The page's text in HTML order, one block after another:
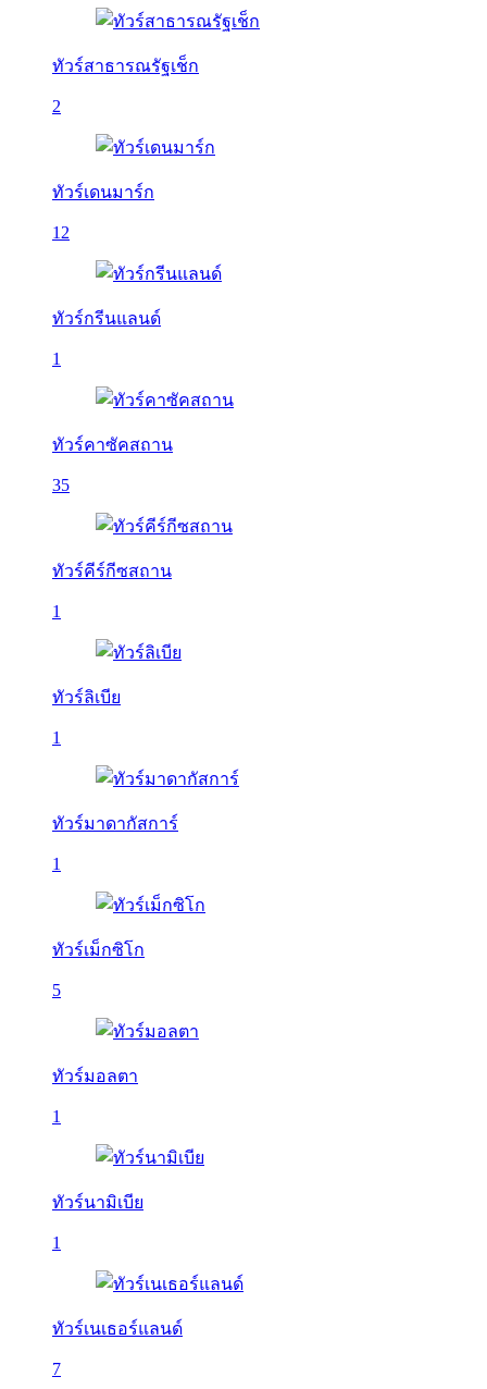
ทัวร์สาธารณรัฐเช็ก
2
ทัวร์เดนมาร์ก
12
ทัวร์กรีนแลนด์
1
ทัวร์คาซัคสถาน
35
ทัวร์คีร์กีซสถาน
1
ทัวร์ลิเบีย
1
ทัวร์มาดากัสการ์
1
ทัวร์เม็กซิโก
5
ทัวร์มอลตา
1
ทัวร์นามิเบีย
1
ทัวร์เนเธอร์แลนด์
7